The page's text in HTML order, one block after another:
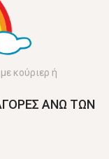
κούριερ ή
ΑΝΩ ΤΩΝ